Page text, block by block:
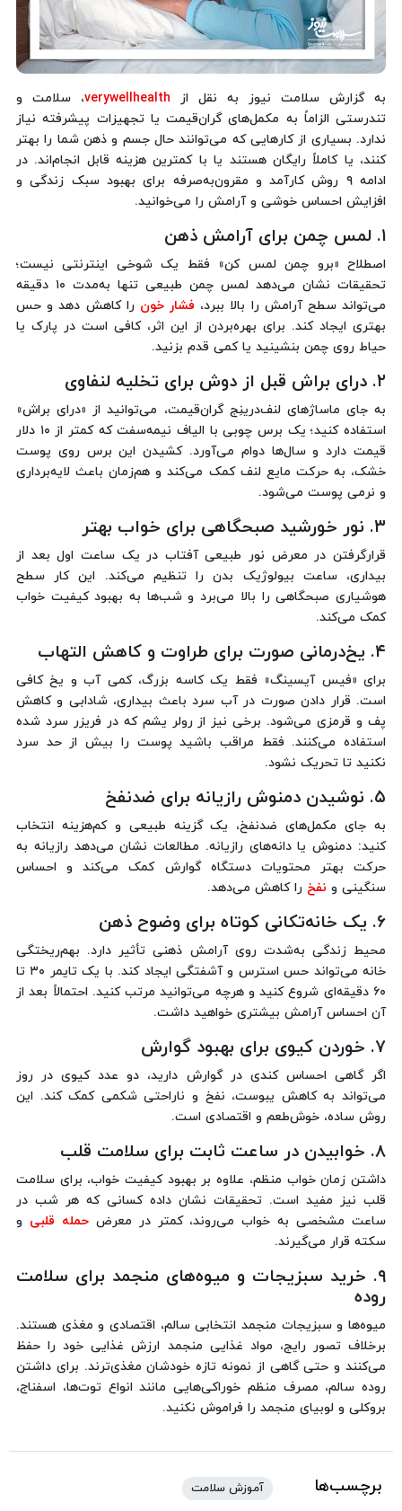
به گزارش سلامت نیوز به نقل از verywellhealth، سلامت و
تندرستی الزاماً به مکمل‌های گران‌قیمت یا تجهیزات پیشرفته نیاز
ندارد. بسیاری از کارهایی که می‌توانند حال جسم و ذهن شما را بهتر
کنند، یا کاملاً رایگان هستند یا با کمترین هزینه قابل انجام‌اند. در
ادامه ۹ روش کارآمد و مقرون‌به‌صرفه برای بهبود سبک زندگی و
افزایش احساس خوشی و آرامش را می‌خوانید.
۱. لمس چمن برای آرامش ذهن
اصطلاح «برو چمن لمس کن» فقط یک شوخی اینترنتی نیست؛
تحقیقات نشان می‌دهد لمس چمن طبیعی تنها به‌مدت ۱۰ دقیقه
می‌تواند سطح آرامش را بالا ببرد، فشار خون را کاهش دهد و حس
بهتری ایجاد کند. برای بهره‌بردن از این اثر، کافی است در پارک یا
حیاط روی چمن بنشینید یا کمی قدم بزنید.
۲. درای براش قبل از دوش برای تخلیه لنفاوی
به جای ماساژهای لنف‌درینِج گران‌قیمت، می‌توانید از «درای براش»
استفاده کنید؛ یک برس چوبی با الیاف نیمه‌سفت که کمتر از ۱۰ دلار
قیمت دارد و سال‌ها دوام می‌آورد. کشیدن این برس روی پوست
خشک، به حرکت مایع لنف کمک می‌کند و هم‌زمان باعث لایه‌برداری
و نرمی پوست می‌شود.
۳. نور خورشید صبحگاهی برای خواب بهتر
قرارگرفتن در معرض نور طبیعی آفتاب در یک ساعت اول بعد از
بیداری، ساعت بیولوژیک بدن را تنظیم می‌کند. این کار سطح
هوشیاری صبحگاهی را بالا می‌برد و شب‌ها به بهبود کیفیت خواب
کمک می‌کند.
۴. یخ‌درمانی صورت برای طراوت و کاهش التهاب
برای «فیس آیسینگ» فقط یک کاسه بزرگ، کمی آب و یخ کافی
است. قرار دادن صورت در آب سرد باعث بیداری، شادابی و کاهش
پف و قرمزی می‌شود. برخی نیز از رولر یشم که در فریزر سرد شده
استفاده می‌کنند. فقط مراقب باشید پوست را بیش از حد سرد
نکنید تا تحریک نشود.
۵. نوشیدن دمنوش رازیانه برای ضدنفخ
به جای مکمل‌های ضدنفخ، یک گزینه طبیعی و کم‌هزینه انتخاب
کنید: دمنوش یا دانه‌های رازیانه. مطالعات نشان می‌دهد رازیانه به
حرکت بهتر محتویات دستگاه گوارش کمک می‌کند و احساس
سنگینی و نفخ را کاهش می‌دهد.
۶. یک خانه‌تکانی کوتاه برای وضوح ذهن
محیط زندگی به‌شدت روی آرامش ذهنی تأثیر دارد. بهم‌ریختگی
خانه می‌تواند حس استرس و آشفتگی ایجاد کند. با یک تایمر ۳۰ تا
۶۰ دقیقه‌ای شروع کنید و هرچه می‌توانید مرتب کنید. احتمالاً بعد از
آن احساس آرامش بیشتری خواهید داشت.
۷. خوردن کیوی برای بهبود گوارش
اگر گاهی احساس کندی در گوارش دارید، دو عدد کیوی در روز
می‌تواند به کاهش یبوست، نفخ و ناراحتی شکمی کمک کند. این
روش ساده، خوش‌طعم و اقتصادی است.
۸. خوابیدن در ساعت ثابت برای سلامت قلب
داشتن زمان خواب منظم، علاوه بر بهبود کیفیت خواب، برای سلامت
قلب نیز مفید است. تحقیقات نشان داده کسانی که هر شب در
ساعت مشخصی به خواب می‌روند، کمتر در معرضحمله قلبی و
سکته قرار می‌گیرند.
۹. خرید سبزیجات و میوه‌های منجمد برای سلامت
روده
میوه‌ها و سبزیجات منجمد انتخابی سالم، اقتصادی و مغذی هستند.
برخلاف تصور رایج، مواد غذایی منجمد ارزش غذایی خود را حفظ
می‌کنند و حتی گاهی از نمونه تازه خودشان مغذی‌ترند. برای داشتن
روده سالم، مصرف منظم خوراکی‌هایی مانند انواع توت‌ها، اسفناج،
بروکلی و لوبیای منجمد را فراموش نکنید.
برچسب‌ها آموزش سلامت